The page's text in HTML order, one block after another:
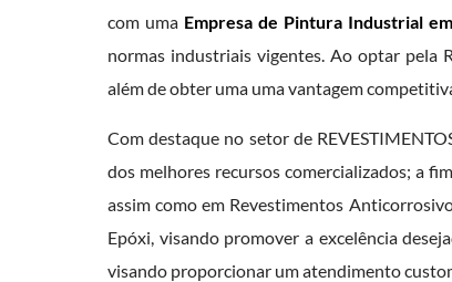
com uma Empresa de Pintura Industrial
normas industriais vigentes. Ao optar pela
além de obter uma uma vantagem
Com destaque no setor de
dos melhores recursos comercializados; a
assim como em Revestimentos
Epóxi, visando promover a excelência
visando proporcionar um atendimento